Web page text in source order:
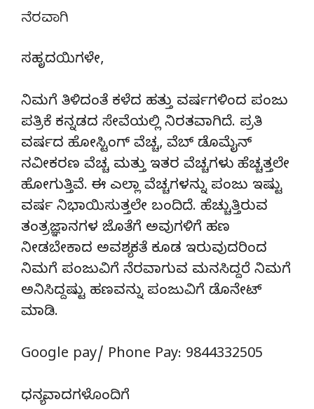
ನೆರವಾಗಿ
ಸಹೃದಯಿಗಳೇ,
ನಿಮಗೆ ತಿಳಿದಂತೆ ಕಳೆದ ಹತ್ತು ವರ್ಷಗಳಿಂದ ಪಂಜು
ಪತ್ರಿಕೆ ಕನ್ನಡದ ಸೇವೆಯಲ್ಲಿ ನಿರತವಾಗಿದೆ. ಪ್ರತಿ
ವರ್ಷದ ಹೋಸ್ಟಿಂಗ್‌ ವೆಚ್ಚ, ವೆಬ್‌ ಡೊಮೈನ್‌
ನವೀಕರಣ ವೆಚ್ಚ ಮತ್ತು ಇತರ ವೆಚ್ಚಗಳು ಹೆಚ್ಚತ್ತಲೇ
ಹೋಗುತ್ತಿವೆ. ಈ ಎಲ್ಲಾ ವೆಚ್ಚಗಳನ್ನು ಪಂಜು ಇಷ್ಟು
ವರ್ಷ ನಿಭಾಯಿಸುತ್ತಲೇ ಬಂದಿದೆ. ಹೆಚ್ಚುತ್ತಿರುವ
ತಂತ್ರಜ್ಞಾನಗಳ ಜೊತೆಗೆ ಅವುಗಳಿಗೆ ಹಣ
ನೀಡಬೇಕಾದ ಅವಶ್ಯಕತೆ ಕೂಡ ಇರುವುದರಿಂದ
ನಿಮಗೆ ಪಂಜುವಿಗೆ ನೆರವಾಗುವ ಮನಸಿದ್ದರೆ ನಿಮಗೆ
ಅನಿಸಿದ್ದಷ್ಟು ಹಣವನ್ನು ಪಂಜುವಿಗೆ ಡೊನೇಟ್‌
ಮಾಡಿ.
Google pay/ Phone Pay: 9844332505
ಧನ್ಯವಾದಗಳೊಂದಿಗೆ